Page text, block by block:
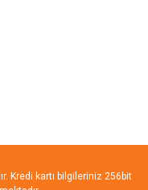
Kredi kartı bilgileriniz 256bit